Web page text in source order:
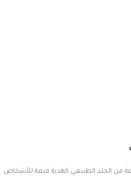
من الجلد الطبيعي كهدية قيمة للأشخاص